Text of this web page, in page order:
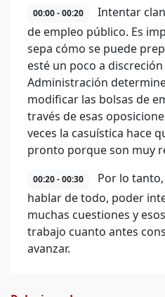
00:00 - 00:20
Intentar
de empleo público. Es
sepa cómo se puede
esté un poco a
Administración
modificar las bolsas de
través de esas
veces la casuística hace
pronto porque son muy
00:20 - 00:30
Por lo
hablar de todo, poder
muchas cuestiones y
trabajo cuanto antes
avanzar.